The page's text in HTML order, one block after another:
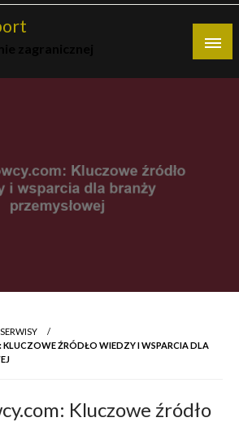
SERWISY
KLUCZOWE ŹRÓDŁO WIEDZY I WSPARCIA DLA
Kluczowe źródło